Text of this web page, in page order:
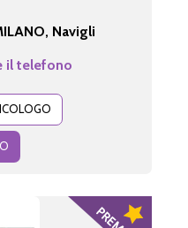
Navigli
il telefono